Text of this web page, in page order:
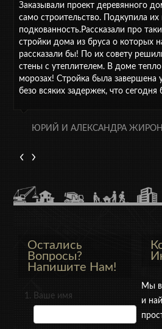
Заказывали проект деревянного
само строительство. Подкупила их
подкованность.Рассказали про
стройки дома из бруса о которых
рассказали бы! По их совету
стены с утеплителем. В доме
морозах! Стройка была завершена
безо всяких задержек, что
ЮРИЙ И АЛЕКСАНДРА
Остались
Вопросы?
Напишите Нам!
Ваше имя
Мы
и